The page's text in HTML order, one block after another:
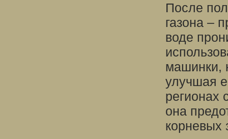
После
газона –
воде
машинки,
улучшая
регионах
она
корневых